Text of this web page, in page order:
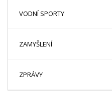
VODNÍ SPORTY
ZAMYŠLENÍ
ZPRÁVY